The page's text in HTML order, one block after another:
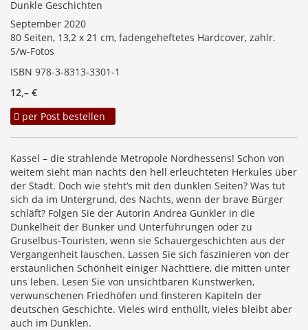
Dunkle Geschichten
September 2020
80 Seiten, 13,2 x 21 cm, fadengeheftetes Hardcover, zahlr.
S/w-Fotos
ISBN 978-3-8313-3301-1
12,– €
per Post bestellen
Kassel – die strahlende Metropole Nordhessens! Schon von
weitem sieht man nachts den hell erleuchteten Herkules über
der Stadt. Doch wie steht‘s mit den dunklen Seiten? Was tut
sich da im Untergrund, des Nachts, wenn der brave Bürger
schläft? Folgen Sie der Autorin Andrea Gunkler in die
Dunkelheit der Bunker und Unterführungen oder zu
Gruselbus-Touristen, wenn sie Schauergeschichten aus der
Vergangenheit lauschen. Lassen Sie sich faszinieren von der
erstaunlichen Schönheit einiger Nachttiere, die mitten unter
uns leben. Lesen Sie von unsichtbaren Kunstwerken,
verwunschenen Friedhöfen und ﬁnsteren Kapiteln der
deutschen Geschichte. Vieles wird enthüllt, vieles bleibt aber
auch im Dunklen.